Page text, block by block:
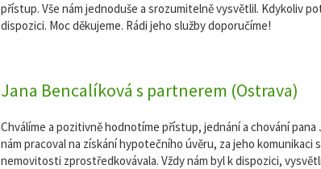
přístup. Vše nám jednoduše a srozumitelně vysvětlil. Kdykoliv
dispozici. Moc děkujeme. Rádi jeho služby doporučíme!
Jana Bencalíková s partnerem (Ostrava)
Chválíme a pozitivně hodnotíme přístup, jednání a chování
nám pracoval na získání hypotečního úvěru, za jeho komunikaci
nemovitosti zprostředkovávala. Vždy nám byl k dispozici,